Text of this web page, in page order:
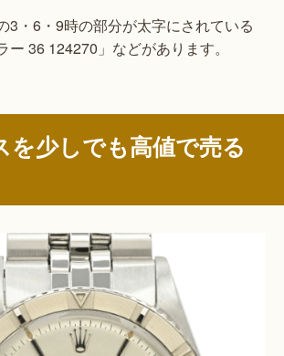
3・6・9時の部分が太字にされている
ー 36 124270」などがあります。
を少しでも高値で売る